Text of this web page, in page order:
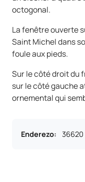
octogonal.
La fenêtre ouverte
Saint Michel dans
foule aux pieds.
Sur le côté droit du
sur le côté gauche
ornemental qui
Enderezo: 36620